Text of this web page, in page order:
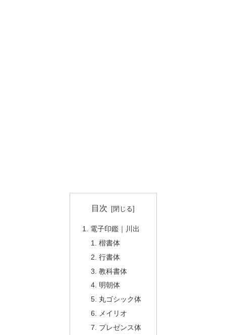
目次
電子印鑑｜川出
楷書体
行書体
教科書体
明朝体
丸ゴシック体
メイリオ
プレゼンス体